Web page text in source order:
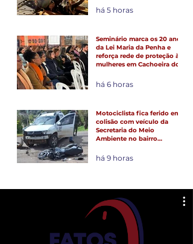
há 5 horas
Seminário marca os 20 anos
da Lei Maria da Penha e
reforça rede de proteção às
mulheres em Cachoeira do
há 6 horas
Motociclista fica ferido em
colisão com veículo da
Secretaria do Meio
Ambiente no bairro
há 9 horas